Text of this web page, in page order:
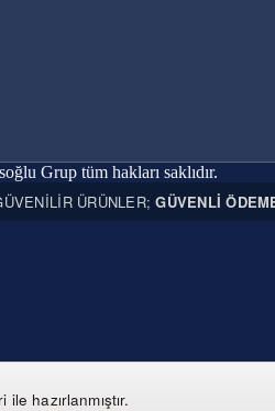
Grup tüm hakları saklıdır.
ÜRÜNLER;GÜVENLI
ile hazırlanmıştır.